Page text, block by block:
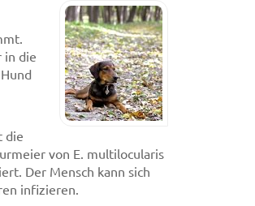
in die
die
von E. multilocularis
Der Mensch kann sich
infizieren.